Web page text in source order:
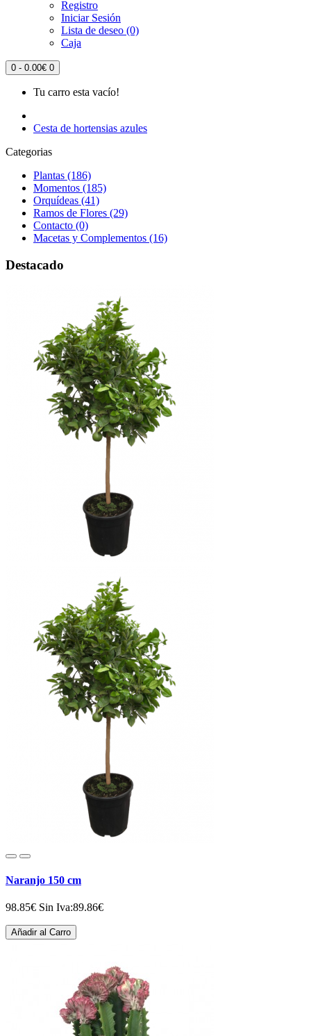
Registro
Iniciar Sesión
Lista de deseo (0)
Caja
0 - 0.00€ 0
Tu carro esta vacío!
Cesta de hortensias azules
Categorias
Plantas (186)
Momentos (185)
Orquídeas (41)
Ramos de Flores (29)
Contacto (0)
Macetas y Complementos (16)
Destacado
Naranjo 150 cm
98.85€ Sin Iva:89.86€
Añadir al Carro